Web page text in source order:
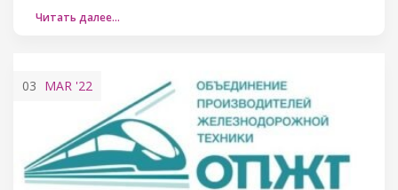
Читать далее…
03 MAR '22